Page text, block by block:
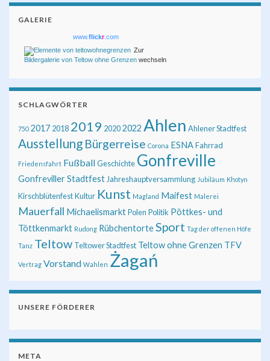
GALERIE
www.flickr.com
Zur
Bildergalerie von Teltow ohne Grenzen wechseln
SCHLAGWÖRTER
750 2017 2018 2019 20202022 Ahlen Ahlener Stadtfest
Ausstellung Bürgerreise Corona ESNAFahrrad
Friedensfahrt FußballGeschichte Gonfreville
Gonfreviller Stadtfest Jahreshauptversammlung Jubiläum Khotyn
KirschblütenfestKultur Kunst Magland Maifest Malerei
Mauerfall MichaelismarktPolen Politik Pöttkes- und
Töttkenmarkt Rudong RübchentorteSport Tag der offenen Höfe
Tanz Teltow Teltower Stadtfest Teltow ohne Grenzen TFV
Vertrag Vorstand Wahlen Żagań
UNSERE FÖRDERER
META